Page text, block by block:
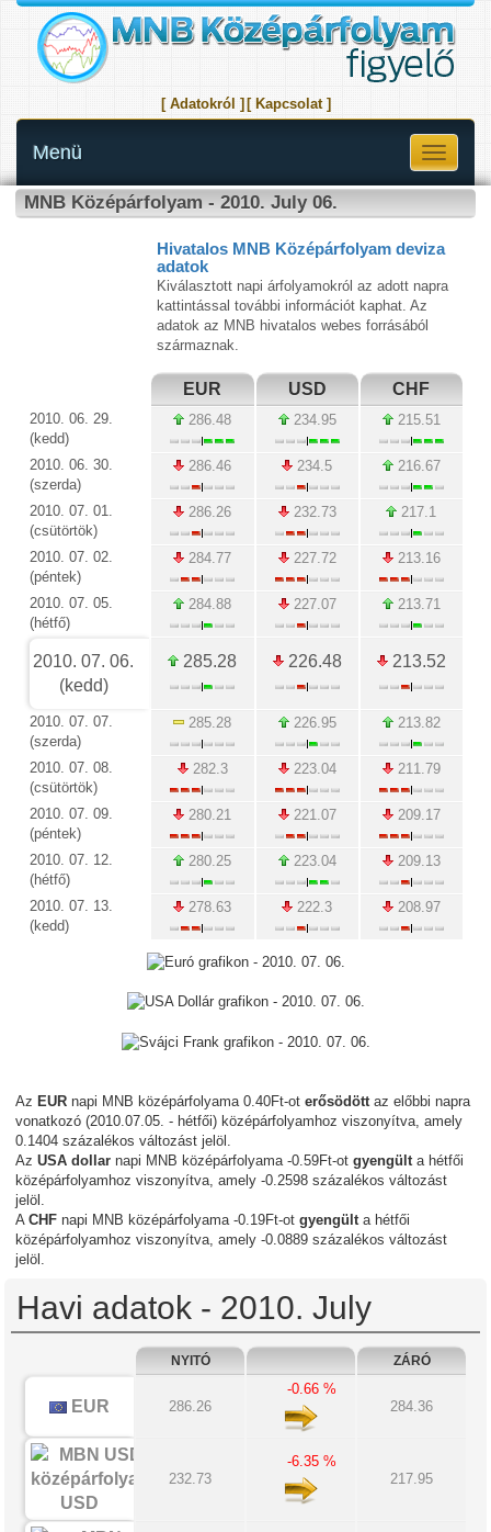
[ Adatokról ] [ Kapcsolat ]
Toggle
Menü
MNB Középárfolyam - 2010. July 06.
Hivatalos MNB Középárfolyam deviza
adatok
Kiválasztott napi árfolyamokról az adott napra
kattintással további információt kaphat. Az
adatok az MNB hivatalos webes forrásából
származnak.
EUR USD CHF
2010. 06. 29.
(kedd)
286.48 234.95 215.51
2010. 06. 30.
(szerda)
286.46 234.5 216.67
2010. 07. 01.
(csütörtök)
286.26 232.73 217.1
2010. 07. 02.
(péntek)
284.77 227.72 213.16
2010. 07. 05.
(hétfő)
284.88 227.07 213.71
2010. 07. 06.
(kedd)
285.28 226.48 213.52
2010. 07. 07.
(szerda)
285.28 226.95 213.82
2010. 07. 08.
(csütörtök)
282.3 223.04 211.79
2010. 07. 09.
(péntek)
280.21 221.07 209.17
2010. 07. 12.
(hétfő)
280.25 223.04 209.13
2010. 07. 13.
(kedd)
278.63 222.3 208.97
Az EUR napi MNB középárfolyama 0.40Ft-ot erősödött az előbbi napra
vonatkozó (2010.07.05. - hétfői) középárfolyamhoz viszonyítva, amely
0.1404 százalékos változást jelöl.
Az USA dollar napi MNB középárfolyama -0.59Ft-ot gyengült a hétfői
középárfolyamhoz viszonyítva, amely -0.2598 százalékos változást
jelöl.
A CHF napi MNB középárfolyama -0.19Ft-ot gyengült a hétfői
középárfolyamhoz viszonyítva, amely -0.0889 százalékos változást
jelöl.
Havi adatok - 2010. July
NYITÓ ZÁRÓ
EUR 286.26
-0.66 %
284.36
USD
232.73
-6.35 %
217.95